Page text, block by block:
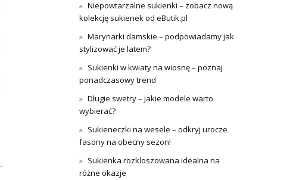
Niepowtarzalne sukienki – zobacz nową
kolekcję sukienek od eButik.pl
Marynarki damskie – podpowiadamy jak
stylizować je latem?
Sukienki w kwiaty na wiosnę – poznaj
ponadczasowy trend
Długie swetry – jakie modele warto
wybierać?
Sukieneczki na wesele – odkryj urocze
fasony na obecny sezon!
Sukienka rozkloszowana idealna na
różne okazje